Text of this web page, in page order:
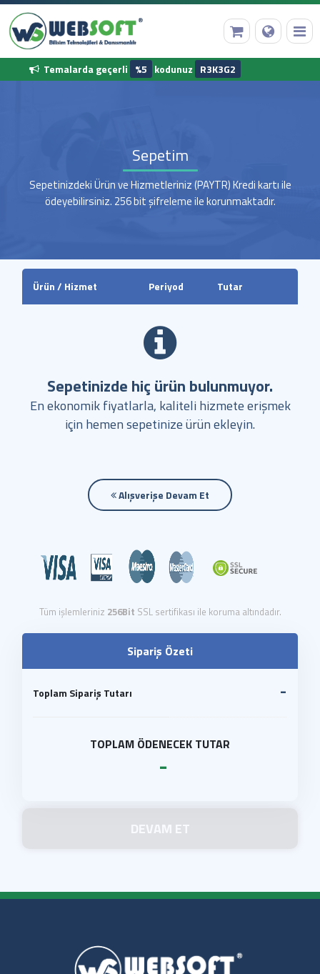
Temalarda geçerli %5 kodunuz R3K3G2
Sepetim
Sepetinizdeki Ürün ve Hizmetleriniz (PAYTR) Kredi kartı ile
ödeyebilirsiniz. 256 bit şifreleme ile korunmaktadır.
Ürün / Hizmet Periyod Tutar
Sepetinizde hiç ürün bulunmuyor.
En ekonomik fiyatlarla, kaliteli hizmete erişmek
için hemen sepetinize ürün ekleyin.
Alışverişe Devam Et
Tüm işlemleriniz 256Bit SSL sertifikası ile koruma altındadır.
Sipariş Özeti
Toplam Sipariş Tutarı -
TOPLAM ÖDENECEK TUTAR
-
DEVAM ET
Web Hosting
Diğer Hizmetler
Kurumsal Bilgilerimiz